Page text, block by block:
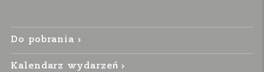
Do pobrania
Kalendarz wydarzeń